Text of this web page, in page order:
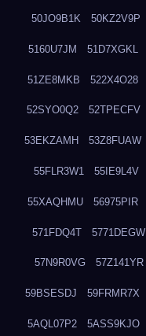
50JO9B1K 50KZ2V9P
5160U7JM 51D7XGKL
51ZE8MKB 522X4O28
52SYO0Q2 52TPECFV
53EKZAMH 53Z8FUAW
55FLR3W1 55IE9L4V
55XAQHMU 56975PIR
571FDQ4T 5771DEGW
57N9R0VG 57Z141YR
59BSESDJ 59FRMR7X
5AQL07P2 5ASS9KJO